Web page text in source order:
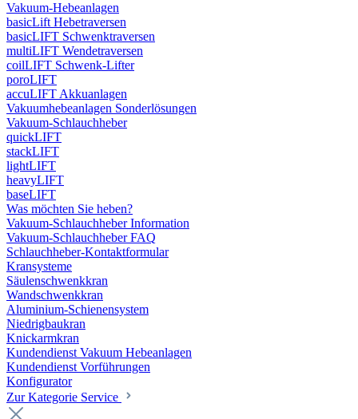
Vakuum-Hebeanlagen
basicLift Hebetraversen
basicLIFT Schwenktraversen
multiLIFT Wendetraversen
coilLIFT Schwenk-Lifter
poroLIFT
accuLIFT Akkuanlagen
Vakuumhebeanlagen Sonderlösungen
Vakuum-Schlauchheber
quickLIFT
stackLIFT
lightLIFT
heavyLIFT
baseLIFT
Was möchten Sie heben?
Vakuum-Schlauchheber Information
Vakuum-Schlauchheber FAQ
Schlauchheber-Kontaktformular
Kransysteme
Säulenschwenkkran
Wandschwenkkran
Aluminium-Schienensystem
Niedrigbaukran
Knickarmkran
Kundendienst Vakuum Hebeanlagen
Kundendienst Vorführungen
Konfigurator
Zur Kategorie Service